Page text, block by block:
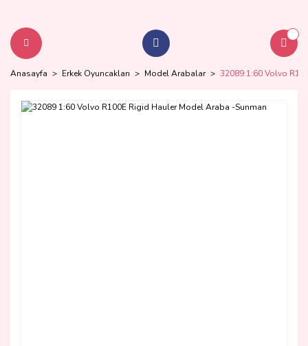
Anasayfa Erkek Oyuncakları Model Arabalar 32089 1:60 Volvo